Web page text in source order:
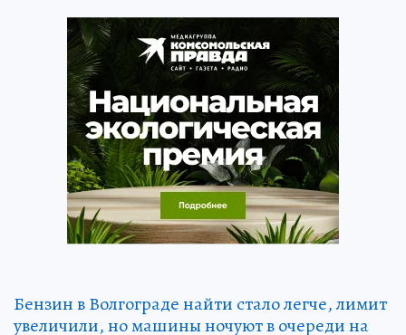
Бензин в Волгограде найти стало легче, лимит
увеличили, но машины ночуют в очереди на